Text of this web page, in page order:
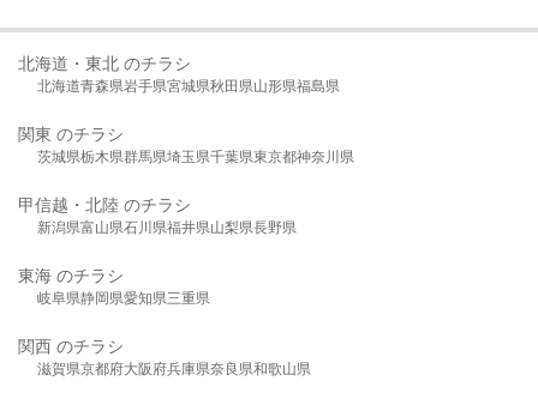
北海道・東北 のチラシ
北海道青森県岩手県宮城県秋田県山形県福島県
関東 のチラシ
茨城県栃木県群馬県埼玉県千葉県東京都神奈川県
甲信越・北陸 のチラシ
新潟県富山県石川県福井県山梨県長野県
東海 のチラシ
岐阜県静岡県愛知県三重県
関西 のチラシ
滋賀県京都府大阪府兵庫県奈良県和歌山県